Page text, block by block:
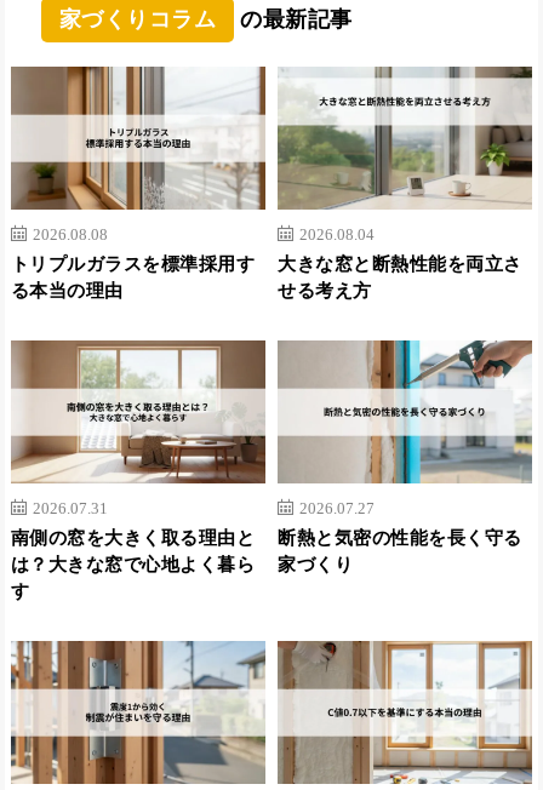
家づくりコラム の最新記事
2026.08.08
トリプルガラスを標準採用す
る本当の理由
2026.08.04
大きな窓と断熱性能を両立さ
せる考え方
2026.07.31
南側の窓を大きく取る理由と
は？大きな窓で心地よく暮ら
す
2026.07.27
断熱と気密の性能を長く守る
家づくり